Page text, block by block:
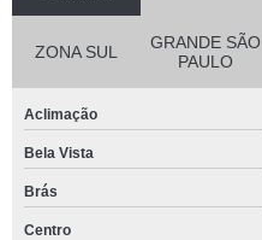
ZONA SUL
GRANDE SÃO
PAULO
Aclimação
Bela Vista
Brás
Centro